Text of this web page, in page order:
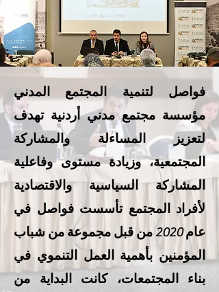
فواصل لتنمية المجتمع المدني
مؤسسة مجتمع مدني أردنية تهدف
لتعزيز المساءلة والمشاركة
المجتمعية، وزيادة مستوى وفاعلية
المشاركة السياسية والاقتصادية
لأفراد المجتمع تأسست فواصل في
عام 2020 من قبل مجموعة من شباب
المؤمنين بأهمية العمل التنموي في
بناء المجتمعات، كانت البداية من